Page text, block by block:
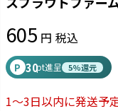
605 税込
P 30pt進呈 5%還元
1～3日以内に発送予